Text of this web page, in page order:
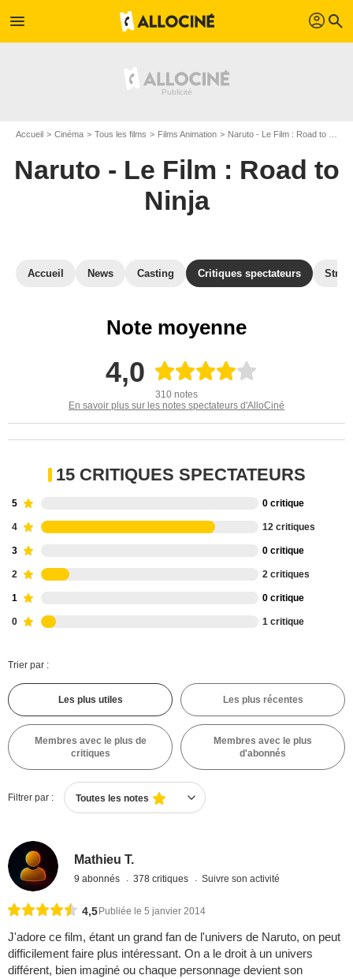
menu profil search
Accueil Cinéma Tous les films Films Animation Naruto - Le Film : Road to Ninja
Naruto - Le Film : Road to
Ninja
Accueil News Casting Critiques spectateurs
Note moyenne
4,0
310 notes
En savoir plus sur les notes spectateurs d'AlloCiné
15 CRITIQUES SPECTATEURS
5 0 critique
4 12 critiques
3 0 critique
2 2 critiques
1 0 critique
0 1 critique
Trier par :
Les plus utiles Les plus récentes
Membres avec le plus de
critiques
Membres avec le plus
d'abonnés
Filtrer par : Toutes les notes
Mathieu T.
9 abonnés 378 critiques Suivre son activité
4,5 Publiée le 5 janvier 2014
J'adore ce film, étant un grand fan de l'univers de Naruto, on peut
difficilement faire plus intéressant. On a le droit à un univers
différent, bien imaginé ou chaque personnage devient son